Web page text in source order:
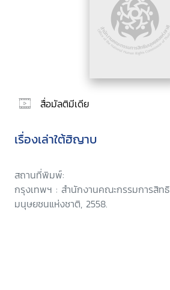
สื่อมัลติมีเดีย
เรื่องเล่าใต้ฮิญาบ
สถานที่พิมพ์:
กรุงเทพฯ : สำนักงานคณะกรรมการสิทธิ
มนุษยชนแห่งชาติ, 2558.